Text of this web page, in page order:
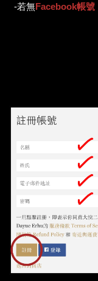
-若無Facebook帳號